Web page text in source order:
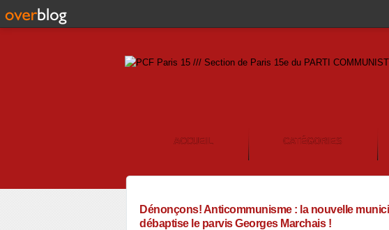
ACCUEIL CATÉGORIES
Dénonçons! Anticommunisme : la nouvelle
débaptise le parvis Georges Marchais !